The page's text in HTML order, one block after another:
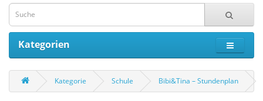
Kategorien
Kategorie Schule Bibi&Tina – Stundenplan